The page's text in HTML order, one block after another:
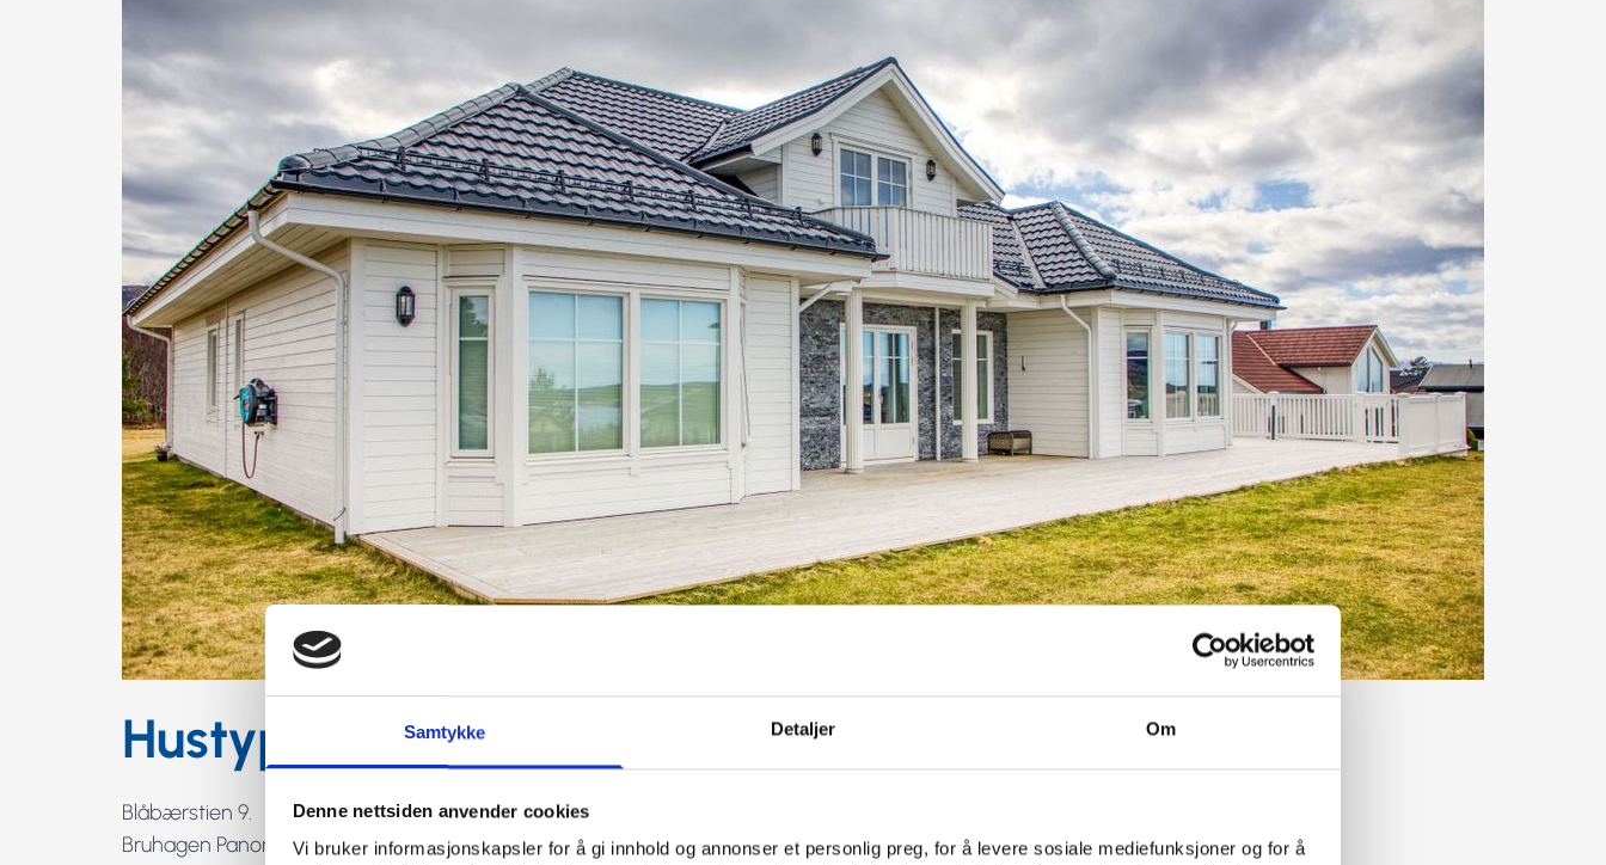
Samtykke Detaljer Om
Denne nettsiden anvender cookies
Vi bruker informasjonskapsler for å gi innhold og annonser et personlig preg, for å levere sosiale mediefunksjoner og for å
Hustype Mohns Topp
Blåbærstien 9.
Bruhagen Panorama, Averøy.